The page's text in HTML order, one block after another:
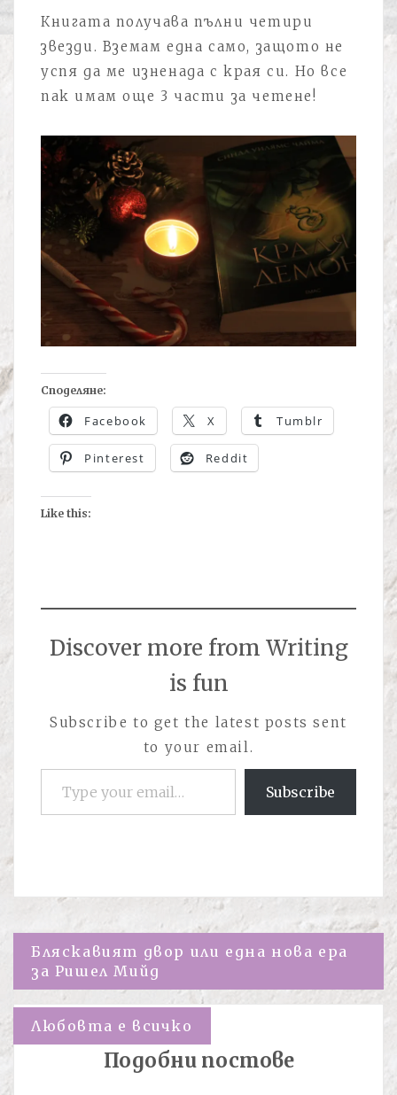
Книгата получава пълни четири
звезди. Вземам една само, защото не
успя да ме изненада с края си. Но все
пак имам още 3 части за четене!
Споделяне:
Facebook X Tumblr
Pinterest Reddit
Like this:
Discover more from Writing
is fun
Subscribe to get the latest posts sent
to your email.
Type your email…
Subscribe
Навигация
Бляскавият двор или една нова ера
за Ришел Мийд
Любовта е всичко
Подобни постове